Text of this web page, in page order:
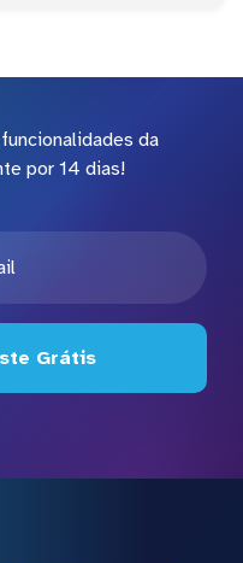
da
por 14 dias!
Grátis